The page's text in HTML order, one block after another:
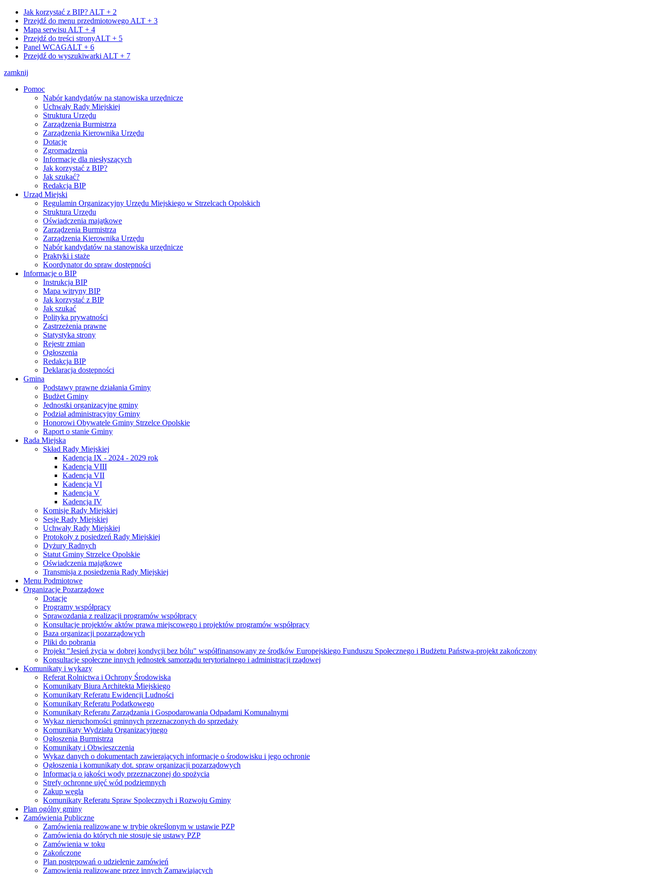
Jak korzystać z BIP? ALT + 2
Przejdź do menu przedmiotowego ALT + 3
Mapa serwisu ALT + 4
Przejdź do treści stronyALT + 5
Panel WCAGALT + 6
Przejdź do wyszukiwarki ALT + 7
zamknij
Pomoc
Nabór kandydatów na stanowiska urzędnicze
Uchwały Rady Miejskiej
Struktura Urzędu
Zarządzenia Burmistrza
Zarządzenia Kierownika Urzędu
Dotacje
Zgromadzenia
Informacje dla niesłyszących
Jak korzystać z BIP?
Jak szukać?
Redakcja BIP
Urząd Miejski
Regulamin Organizacyjny Urzędu Miejskiego w Strzelcach Opolskich
Struktura Urzędu
Oświadczenia majątkowe
Zarządzenia Burmistrza
Zarządzenia Kierownika Urzędu
Nabór kandydatów na stanowiska urzędnicze
Praktyki i staże
Koordynator do spraw dostępności
Informacje o BIP
Instrukcja BIP
Mapa witryny BIP
Jak korzystać z BIP
Jak szukać
Polityka prywatności
Zastrzeżenia prawne
Statystyka strony
Rejestr zmian
Ogłoszenia
Redakcja BIP
Deklaracja dostępności
Gmina
Podstawy prawne działania Gminy
Budżet Gminy
Jednostki organizacyjne gminy
Podział administracyjny Gminy
Honorowi Obywatele Gminy Strzelce Opolskie
Raport o stanie Gminy
Rada Miejska
Skład Rady Miejskiej
Kadencja IX - 2024 - 2029 rok
Kadencja VIII
Kadencja VII
Kadencja VI
Kadencja V
Kadencja IV
Komisje Rady Miejskiej
Sesje Rady Miejskiej
Uchwały Rady Miejskiej
Protokoły z posiedzeń Rady Miejskiej
Dyżury Radnych
Statut Gminy Strzelce Opolskie
Oświadczenia majątkowe
Transmisja z posiedzenia Rady Miejskiej
Menu Podmiotowe
Organizacje Pozarządowe
Dotacje
Programy współpracy
Sprawozdania z realizacji programów współpracy
Konsultacje projektów aktów prawa miejscowego i projektów programów współpracy
Baza organizacji pozarządowych
Pliki do pobrania
Projekt "Jesień życia w dobrej kondycji bez bólu" współfinansowany ze środków Europejskiego Funduszu Społecznego i Budżetu Państwa-projekt zakończony
Konsultacje społeczne innych jednostek samorządu terytorialnego i administracji rządowej
Komunikaty i wykazy
Referat Rolnictwa i Ochrony Środowiska
Komunikaty Biura Architekta Miejskiego
Komunikaty Referatu Ewidencji Ludności
Komunikaty Referatu Podatkowego
Komunikaty Referatu Zarządzania i Gospodarowania Odpadami Komunalnymi
Wykaz nieruchomości gminnych przeznaczonych do sprzedaży
Komunikaty Wydziału Organizacyjnego
Ogłoszenia Burmistrza
Komunikaty i Obwieszczenia
Wykaz danych o dokumentach zawierających informacje o środowisku i jego ochronie
Ogłoszenia i komunikaty dot. spraw organizacji pozarządowych
Informacja o jakości wody przeznaczonej do spożycia
Strefy ochronne ujęć wód podziemnych
Zakup węgla
Komunikaty Referatu Spraw Spolecznych i Rozwoju Gminy
Plan ogólny gminy
Zamówienia Publiczne
Zamówienia realizowane w trybie określonym w ustawie PZP
Zamówienia do których nie stosuje się ustawy PZP
Zamówienia w toku
Zakończone
Plan postępowań o udzielenie zamówień
Zamowienia realizowane przez innych Zamawiających